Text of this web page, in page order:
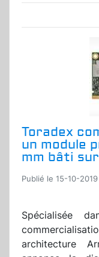
Toradex
un module
mm bâti
Publié le 15-10-
Spécialisée
architecture